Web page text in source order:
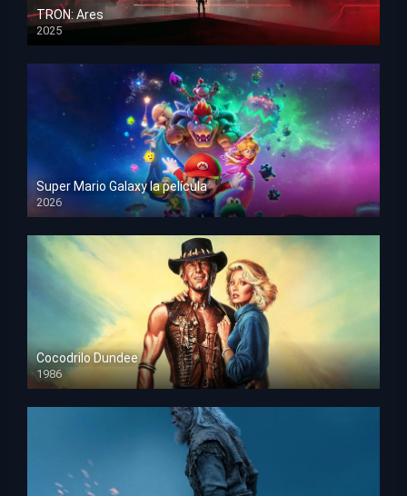
TRON: Ares
2025
HD 1080p
Super Mario Galaxy la película
2026
HD 1080p
Cocodrilo Dundee
1986
HD 1080p